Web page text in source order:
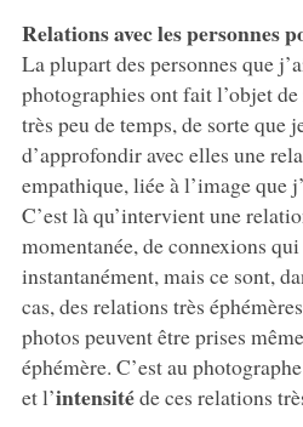
Relations avec les personnes
La plupart des personnes que
photographies ont fait l’objet
très peu de temps, de sorte que
d’approfondir avec elles une
empathique, liée à l’image que
C’est là qu’intervient une
momentanée, de connexions
instantanément, mais ce sont,
cas, des relations très
photos peuvent être prises
éphémère. C’est au
et l’intensitéde ces relations